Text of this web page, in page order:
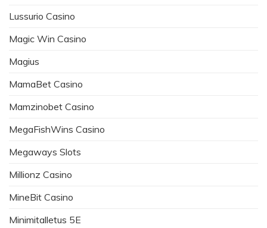
Lussurio Casino
Magic Win Casino
Magius
MamaBet Casino
Mamzinobet Casino
MegaFishWins Casino
Megaways Slots
Millionz Casino
MineBit Casino
Minimitalletus 5E